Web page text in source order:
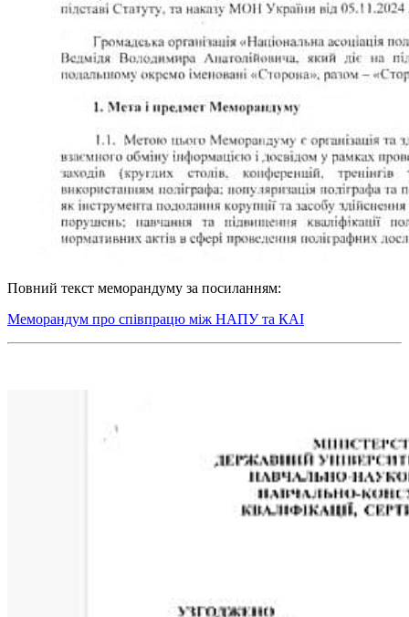
Повний текст меморандуму за посиланням:
Меморандум про співпрацю між НАПУ та КАІ